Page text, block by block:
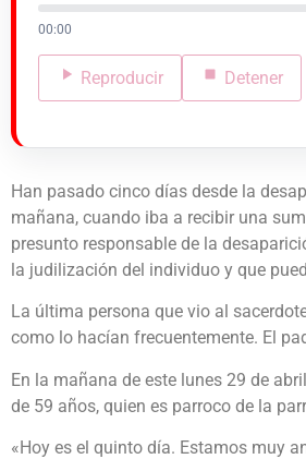
00:00
Reproducir Detener
Han pasado cinco días desde la
mañana, cuando iba a recibir una
presunto responsable de la
la judilización del individuo y que
La última persona que vio al
como lo hacían frecuentemente. El
En la mañana de este lunes 29 de
de 59 años, quien es parroco de la
«Hoy es el quinto día. Estamos muy